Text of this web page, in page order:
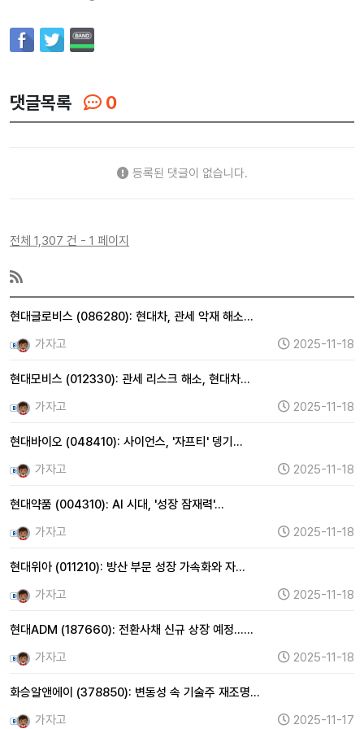
댓글목록 0
등록된 댓글이 없습니다.
전체 1,307 건 - 1 페이지
현대글로비스 (086280): 현대차, 관세 악재 해소…
가자고
2025-11-18
현대모비스 (012330): 관세 리스크 해소, 현대차…
가자고
2025-11-18
현대바이오 (048410): 사이언스, '자프티' 뎅기…
가자고
2025-11-18
현대약품 (004310): AI 시대, '성장 잠재력'…
가자고
2025-11-18
현대위아 (011210): 방산 부문 성장 가속화와 자…
가자고
2025-11-18
현대ADM (187660): 전환사채 신규 상장 예정……
가자고
2025-11-18
화승알앤에이 (378850): 변동성 속 기술주 재조명…
가자고
2025-11-17